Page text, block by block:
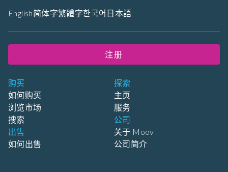
购买
如何购买
浏览市场
搜索
出售
如何出售
探索
主页
服务
公司
关于 Moov
公司简介
English简体字繁體字한국어 日本語
注册